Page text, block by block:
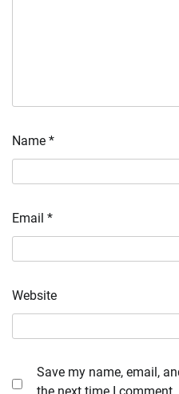
Name *
Email *
Website
Save my name, email,